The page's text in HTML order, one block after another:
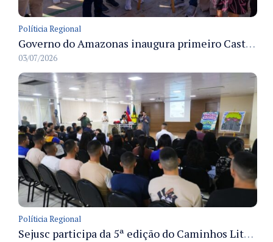
Políticia Regional
Governo do Amazonas inaugura primeiro Castramóvel Fluvial para atendimento veterinário às comunidades ribeirinhas e castração gratuita
03/07/2026
Políticia Regional
Sejusc participa da 5ª edição do Caminhos Literários com foco na cultura hip-hop nas unidades socioeducativas